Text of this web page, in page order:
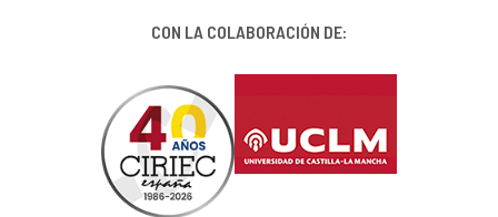
CON LA COLABORACIÓN DE: